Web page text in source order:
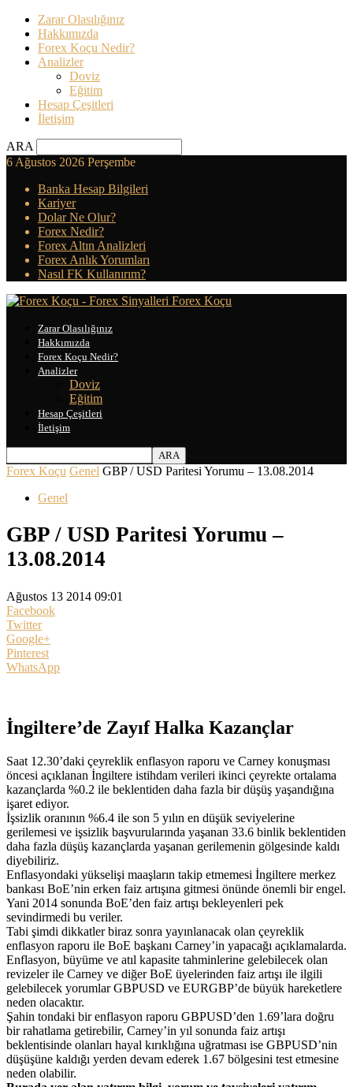
Zarar Olasılığınız
Hakkımızda
Forex Koçu Nedir?
Analizler
Doviz
Eğitim
Hesap Çeşitleri
İletişim
ARA
6 Ağustos 2026 Perşembe
Banka Hesap Bilgileri
Kariyer
Dolar Ne Olur?
Forex Nedir?
Forex Altın Analizleri
Forex Anlık Yorumları
Nasıl FK Kullanırım?
Forex Koçu
Zarar Olasılığınız
Hakkımızda
Forex Koçu Nedir?
Analizler
Doviz
Eğitim
Hesap Çeşitleri
İletişim
Forex Koçu Genel GBP / USD Paritesi Yorumu – 13.08.2014
Genel
GBP / USD Paritesi Yorumu –
13.08.2014
Ağustos 13 2014 09:01
Facebook
Twitter
Google+
Pinterest
WhatsApp
İngiltere’de Zayıf Halka Kazançlar
Saat 12.30’daki çeyreklik enflasyon raporu ve Carney konuşması
öncesi açıklanan İngiltere istihdam verileri ikinci çeyrekte ortalama
kazançlarda %0.2 ile beklentiden daha fazla bir düşüş yaşandığına
işaret ediyor.
İşsizlik oranının %6.4 ile son 5 yılın en düşük seviyelerine
gerilemesi ve işsizlik başvurularında yaşanan 33.6 binlik beklentiden
daha fazla düşüş kazançlarda yaşanan gerilemenin gölgesinde kaldı
diyebiliriz.
Enflasyondaki yükselişi maaşların takip etmemesi İngiltere merkez
bankası BoE’nin erken faiz artışına gitmesi önünde önemli bir engel.
Yani 2014 sonunda BoE’den faiz artışı bekleyenleri pek
sevindirmedi bu veriler.
Tabi şimdi dikkatler biraz sonra yayınlanacak olan çeyreklik
enflasyon raporu ile BoE başkanı Carney’in yapacağı açıklamalarda.
Enflasyon, büyüme ve atıl kapasite tahminlerine gelebilecek olan
revizeler ile Carney ve diğer BoE üyelerinden faiz artışı ile ilgili
gelebilecek yorumlar GBPUSD ve EURGBP’de büyük hareketlere
neden olacaktır.
Şahin tondaki bir enflasyon raporu GBPUSD’den 1.69’lara doğru
bir rahatlama getirebilir, Carney’in yıl sonunda faiz artışı
beklentisinde olanları hayal kırıklığına uğratması ise GBPUSD’nin
düşüşüne kaldığı yerden devam ederek 1.67 bölgesini test etmesine
neden olabilir.